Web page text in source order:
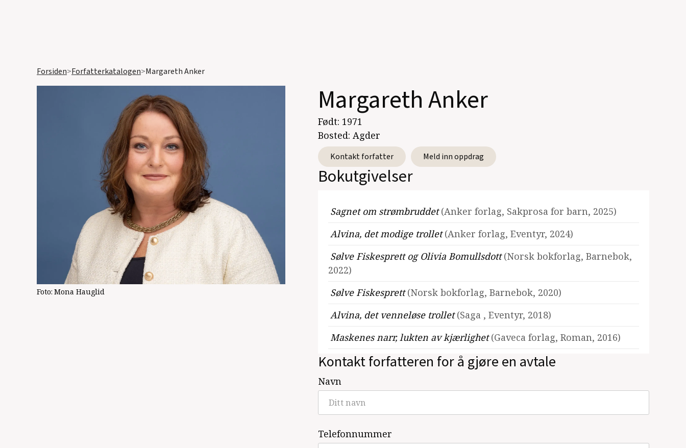
Forsiden>Forfatterkatalogen>Margareth Anker
Foto: Mona Hauglid
Margareth Anker
Født: 1971
Bosted: Agder
Kontakt forfatter Meld inn oppdrag
Bokutgivelser
Sagnet om strømbruddet(Anker forlag, Sakprosa for barn, 2025)
Alvina, det modige trollet(Anker forlag, Eventyr, 2024)
Sølve Fiskesprett og Olivia Bomullsdott(Norsk bokforlag, Barnebok,
2022)
Sølve Fiskesprett(Norsk bokforlag, Barnebok, 2020)
Alvina, det venneløse trollet(Saga , Eventyr, 2018)
Maskenes narr, lukten av kjærlighet(Gaveca forlag, Roman, 2016)
Lykkerus(Gaveca forlag, Biografi, 2014)
Se alle utgivelser
Kontakt forfatteren for å gjøre en avtale
Navn
Telefonnummer